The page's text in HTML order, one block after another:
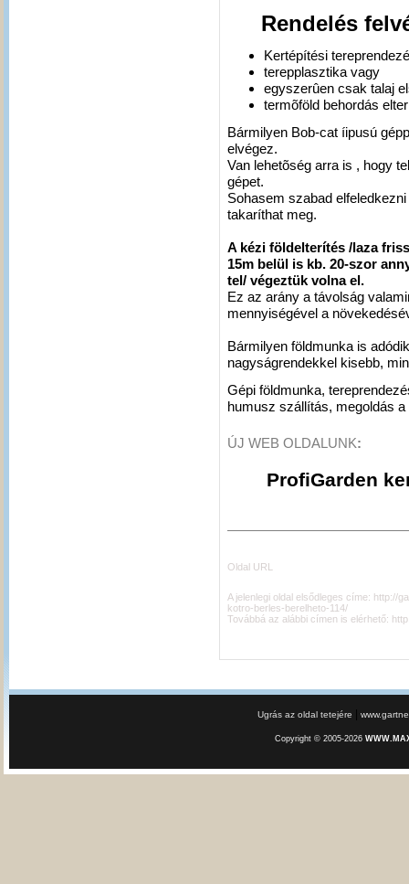
Rendelés
Kertépítési
terepplasztika vagy
egyszerûen csak talaj
termõföld behordás
Bármilyen Bob-cat íipusú
elvégez.
Van lehetõség arra is , hogy
gépet.
Sohasem szabad
takaríthat meg.
A kézi földelterítés /laza
15m belül is kb. 20-szor
tel/ végeztük volna el.
Ez az arány a távolság
mennyiségével a
Bármilyen földmunka is
nagyságrendekkel kisebb,
Gépi földmunka,
humusz szállítás, megoldás a
ÚJ WEB OLDALUNK
ProfiGarden
Oldal URL
A jelenlegi oldal elsődleges címe: http://
kotro-berles-berelheto-114/
Továbbá az alábbi címen is elérhető:
Ugrás az oldal tetejére
Copyright © 2005-2026